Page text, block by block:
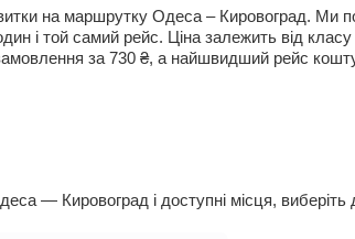
на маршрутку Одеса – Кировоград. Ми
і той самий рейс. Ціна залежить від
за 730 ₴, а найшвидший рейс
— Кировоград і доступні місця, виберіть